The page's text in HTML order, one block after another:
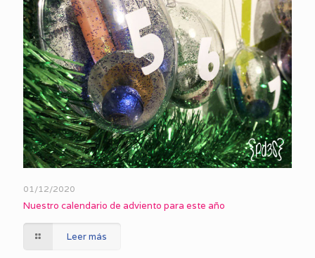
01/12/2020
Nuestro calendario de adviento para este año
Leer más